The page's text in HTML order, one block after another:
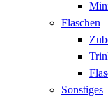
Flaschen
Sonstiges